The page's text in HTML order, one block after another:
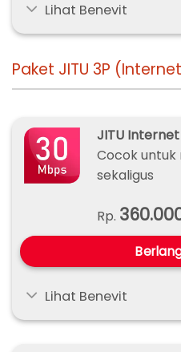
Lihat Benevit
Paket JITU 3P
JITU
Cocok untuk
sekaligus
Rp.
Lihat Benevit